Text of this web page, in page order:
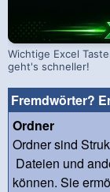
Wichtige Excel
geht's schneller!
Fremdwörter?
Ordner
Ordner sind
Dateien und
können. Sie